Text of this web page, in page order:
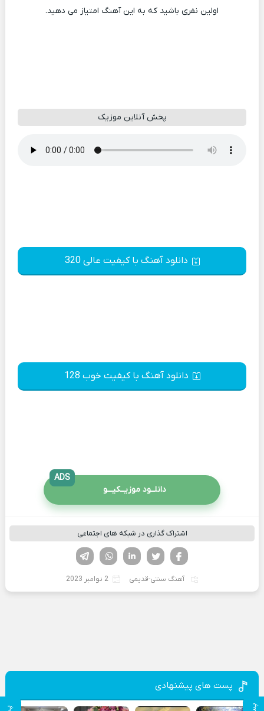
اولین نفری باشید که به این آهنگ امتیاز می دهید.
پخش آنلاین موزیک
دانلود آهنگ با کیفیت عالی 320
دانلود آهنگ با کیفیت خوب 128
دانلــود موزیــکیـــو
ADS
اشتراک گذاری در شبکه های اجتماعی
لینکدین تویتر
فیسوک
آهنگ سنتی-قدیمی 2 نوامبر 2023
پست های پیشنهادی